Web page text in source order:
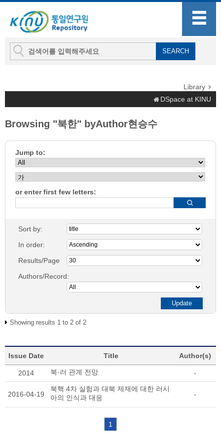
Library
DSpace at KINU
Browsing "북한" byAuthor현승수
Jump to:
or enter first few letters:
Sort by:
In order:
Results/Page
Authors/Record:
Showing results 1 to 2 of 2
Issue Date Title Author(s)
2014 북·러 관계 전망 -
2016-04-19
북핵 4차 실험과 대북 제재에 대한 러시
아의 인식과 대응
-
1